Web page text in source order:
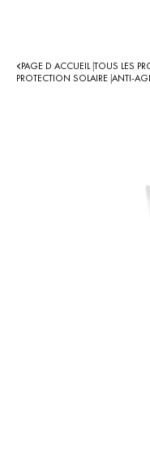
PAGE D ACCUEIL TOUS LES
PROTECTION SOLAIRE ANTI-